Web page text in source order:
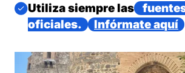
Imagen
Utiliza siempre las
oficiales.
Infórmate aquí